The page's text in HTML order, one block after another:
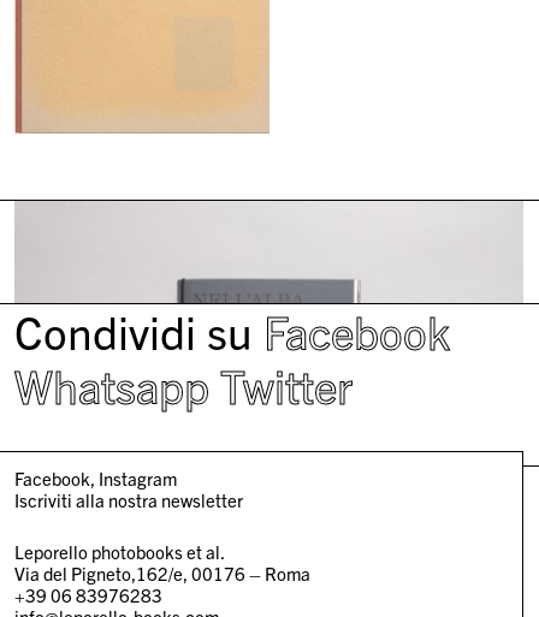
Condividi su Facebook
Whatsapp Twitter
Facebook Instagram
Iscriviti alla nostra newsletter
Leporello photobooks et al.
Via del Pigneto,162/e, 00176 – Roma
+39 06 83976283